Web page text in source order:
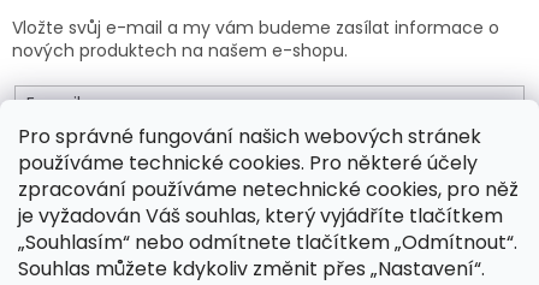
Pro správné fungování našich webových stránek
používáme technické cookies. Pro některé účely
zpracování používáme netechnické cookies, pro něž
je vyžadován Váš souhlas, který vyjádříte tlačítkem
„Souhlasím“ nebo odmítnete tlačítkem „Odmítnout“.
Souhlas můžete kdykoliv změnit přes „Nastavení“.
Vložte svůj e-mail a my vám budeme zasílat informace o
nových produktech na našem e-shopu.
E-mail
Vložením e-mailu souhlasíte sobchodními podmínkami .
PŘIHLÁSIT SE